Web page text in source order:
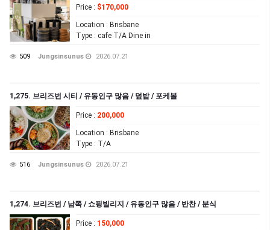
Price : $170,000
Location : Brisbane
Type : cafe T/A Dine in
509 Jungsinsunus 2026.07.21
1,275. 브리즈번 시티 / 유동인구 많음 / 덮밥 / 포케볼
Price : 200,000
Location : Brisbane
Type : T/A
516 Jungsinsunus 2026.07.21
1,274. 브리즈번 / 남쪽 / 쇼핑빌리지 / 유동인구 많음 / 반찬 / 분식
Price : 150,000